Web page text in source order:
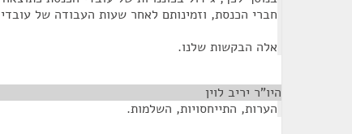
חברי הכנסת, וזמינותם לאחר שעות העבודה של
אלה הבקשות שלנו.
היו"ר יריב לוין
הערות, התייחסויות, השלמות.